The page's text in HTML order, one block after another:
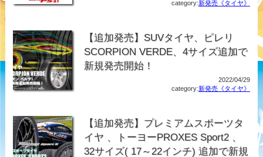
category:新発売《タイヤ》
【追加発売】SUVタイヤ、ピレリ
SCORPION VERDE、4サイズ追加で
新規発売開始！
2022/04/29
category:新発売《タイヤ》
【追加発売】プレミアムスポーツタ
イヤ 、トーヨーPROXES Sport2 、
32サイズ( 17～22インチ) 追加で新規